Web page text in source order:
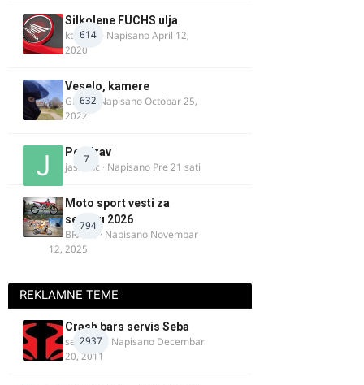
614
Silkolene FUCHS ulja
ktm600 · NapisanoApril 12,
2020
632
Veselo, kamere
GR 46· NapisanoOctobar 25,
2022
7
Pozdrav
jasminc · Napisano Pre 21 sati
794
Moto sport vesti za
sezonu 2026
BRACO · Napisano Novembar
12, 2025
REKLAMNE TEME
2937
Crash bars servis Seba
seba011 · Napisano Decembar
20, 2011